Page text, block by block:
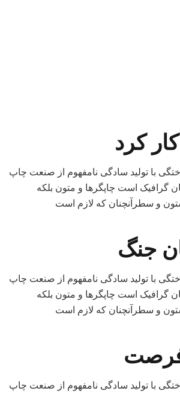
کرد
با تولید سادگی نامفهوم از صنعت چاپ
گرافیک است چاپگرها و متون بلکه
و سطرآنچنان که لازم است
جنگ
با تولید سادگی نامفهوم از صنعت چاپ
گرافیک است چاپگرها و متون بلکه
و سطرآنچنان که لازم است
فرصت
با تولید سادگی نامفهوم از صنعت چاپ